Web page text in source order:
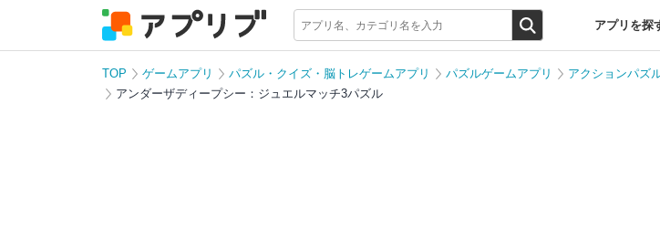
アプリを探
TOP ゲームアプリ パズル・クイズ・脳トレゲームアプリ パズルゲームアプリ アクションパズ
アンダーザディープシー：ジュエルマッチ3パズル